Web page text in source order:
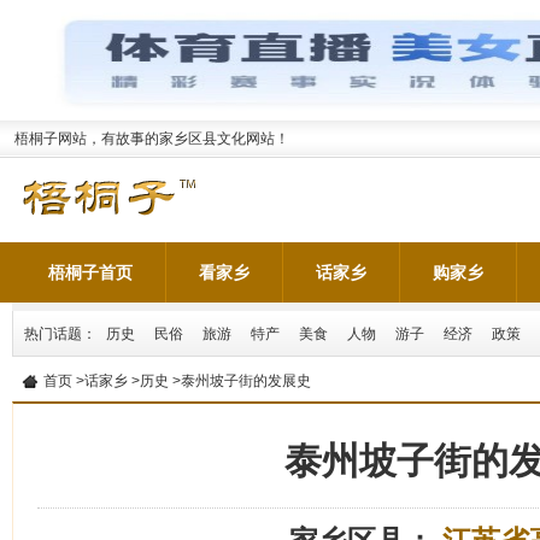
梧桐子网站，有故事的家乡区县文化网站！
梧桐子首页 看家乡 话家乡 购家乡
热门话题： 历史 民俗 旅游 特产 美食 人物 游子 经济 政策
首页 >话家乡 >历史 >泰州坡子街的发展史
泰州坡子街的